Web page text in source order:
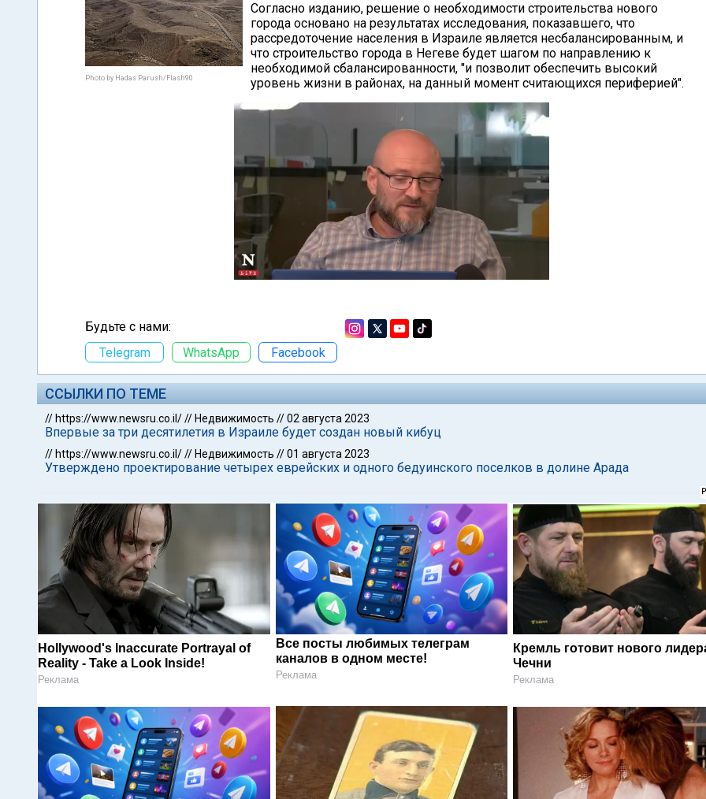
Photo by Hadas Parush/Flash90
Согласно изданию, решение о необходимости строительства нового
города основано на результатах исследования, показавшего, что
рассредоточение населения в Израиле является несбалансированным, и
что строительство города в Негеве будет шагом по направлению к
необходимой сбалансированности, "и позволит обеспечить высокий
уровень жизни в районах, на данный момент считающихся периферией".
Будьте с нами:
Telegram
WhatsApp Facebook
ССЫЛКИ ПО ТЕМЕ
// https://www.newsru.co.il/// Недвижимость //02 августа 2023
Впервые за три десятилетия в Израиле будет создан новый кибуц
// https://www.newsru.co.il/// Недвижимость //01 августа 2023
Утверждено проектирование четырех еврейских и одного бедуинского поселков в долине Арада
Hollywood's Inaccurate Portrayal of
Reality - Take a Look Inside!
Реклама
Все посты любимых телеграм
каналов в одном месте!
Реклама
Кремль готовит нового
Чечни
Реклама